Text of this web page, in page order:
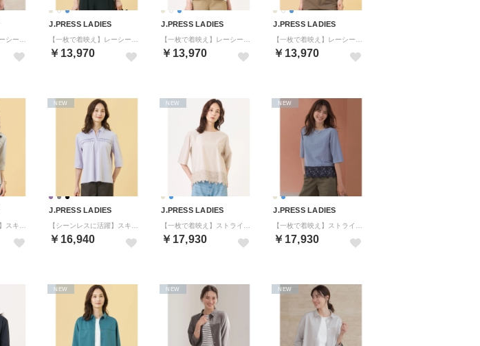
J.PRESS LADIES
￥13,970
J.PRESS LADIES
￥13,970
J.PRESS LADIES
￥13,970
J.PRESS LADIES
￥16,940
NEW
J.PRESS LADIES
￥17,930
NEW
J.PRESS LADIES
￥17,930
NEW
NEW NEW NEW